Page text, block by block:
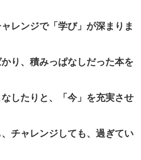
レンジで「学び」が深まりま
り、積みっぱなしだった本を
したりと、「今」を充実させ
チャレンジしても、過ぎてい